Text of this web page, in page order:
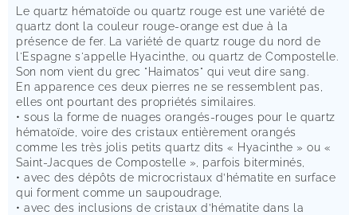
Le quartz hématoïde ou quartz rouge est une variété de
quartz dont la couleur rouge-orange est due à la
présence de fer. La variété de quartz rouge du nord de
l'Espagne s'appelle Hyacinthe, ou quartz de Compostelle.
Son nom vient du grec "Haimatos" qui veut dire sang.
En apparence ces deux pierres ne se ressemblent pas,
elles ont pourtant des propriétés similaires.
• sous la forme de nuages orangés-rouges pour le quartz
hématoïde, voire des cristaux entièrement orangés
comme les très jolis petits quartz dits « Hyacinthe » ou «
Saint-Jacques de Compostelle », parfois biterminés,
• avec des dépôts de microcristaux d’hématite en surface
qui forment comme un saupoudrage,
• avec des inclusions de cristaux d’hématite dans la